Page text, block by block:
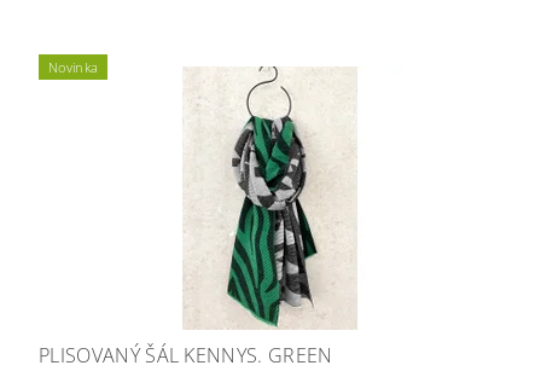
Novinka
PLISOVANÝ ŠÁL KENNYS. GREEN